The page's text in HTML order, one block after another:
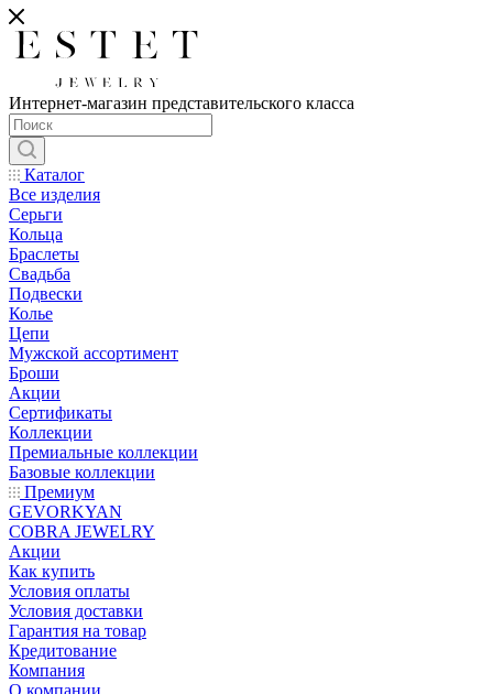
Интернет-магазин представительского класса
Каталог
Все изделия
Серьги
Кольца
Браслеты
Свадьба
Подвески
Колье
Цепи
Мужской ассортимент
Броши
Акции
Сертификаты
Коллекции
Премиальные коллекции
Базовые коллекции
Премиум
GEVORKYAN
COBRA JEWELRY
Акции
Как купить
Условия оплаты
Условия доставки
Гарантия на товар
Кредитование
Компания
О компании